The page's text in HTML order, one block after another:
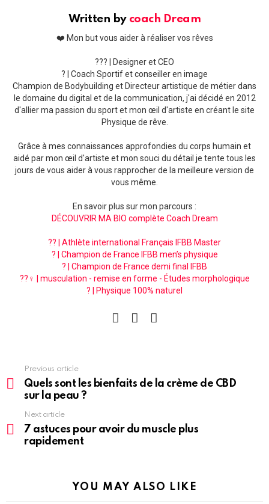
Written by coach Dream
❤️ Mon but vous aider à réaliser vos rêves
??‍? | Designer et CEO
? | Coach Sportif et conseiller en image
Champion de Bodybuilding et Directeur artistique de métier dans
le domaine du digital et de la communication, j'ai décidé en 2012
d'allier ma passion du sport et mon œil d'artiste en créant le site
Physique de rêve.
Grâce à mes connaissances approfondies du corps humain et
aidé par mon œil d'artiste et mon souci du détail je tente tous les
jours de vous aider à vous rapprocher de la meilleure version de
vous même.
En savoir plus sur mon parcours :
DÉCOUVRIR MA BIO complète Coach Dream
?? | Athlète international Français IFBB Master
? | Champion de France IFBB men’s physique
? | Champion de France demi final IFBB
??‍♀️ | musculation - remise en forme - Études morphologique
? | Physique 100% naturel
more
Previous article
Quels sont les bienfaits de la crème de CBD
sur la peau ?
Next article
7 astuces pour avoir du muscle plus
rapidement
YOU MAY ALSO LIKE